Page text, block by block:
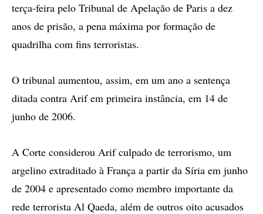
terça-feira pelo Tribunal de Apelação de Paris a dez
anos de prisão, a pena máxima por formação de
quadrilha com fins terroristas.
O tribunal aumentou, assim, em um ano a sentença
ditada contra Arif em primeira instância, em 14 de
junho de 2006.
A Corte considerou Arif culpado de terrorismo, um
argelino extraditado à França a partir da Síria em junho
de 2004 e apresentado como membro importante da
rede terrorista Al Qaeda, além de outros oito acusados